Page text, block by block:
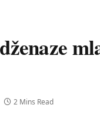
2 Mins Read